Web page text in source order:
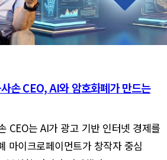
손 CEO, AI와 암호화폐가 만드는
CEO는 AI가 광고 기반 인터넷 경제를
마이크로페이먼트가 창작자 중심